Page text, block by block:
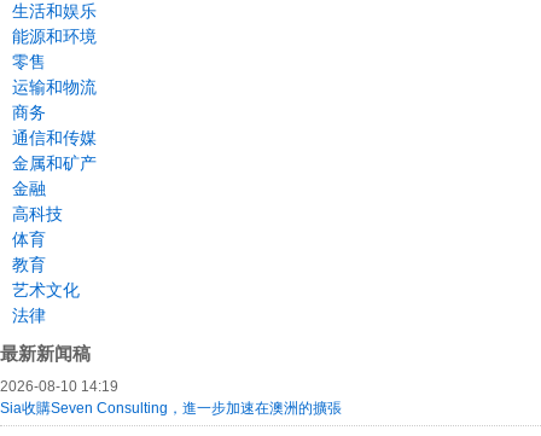
生活和娱乐
能源和环境
零售
运输和物流
商务
通信和传媒
金属和矿产
金融
高科技
体育
教育
艺术文化
法律
最新新闻稿
2026-08-10 14:19
Sia收購Seven Consulting，進一步加速在澳洲的擴張